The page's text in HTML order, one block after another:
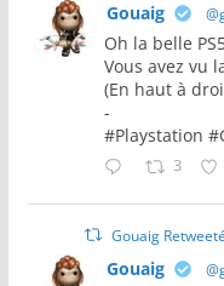
Gouaig
Oh la belle
Vous avez vu
(En haut à
-
#Playstation
3
Gouaig Retweeté
Gouaig